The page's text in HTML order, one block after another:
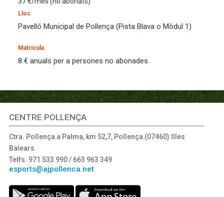
Lloc
Pavelló Municipal de Pollença (Pista Blava o Mòdul 1)
Matrícula
8 € anuals per a persones no abonades.
CENTRE POLLENÇA
Ctra. Pollença a Palma, km 52,7, Pollença (07460) Illes
Balears
Telfs. 971 533 990 / 663 963 349
esports@ajpollenca.net